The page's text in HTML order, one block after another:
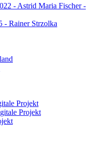
- Astrid Maria Fischer -
- Rainer Strzolka
Projekt
Projekt